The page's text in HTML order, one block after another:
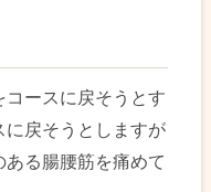
ースに戻そうとす
に戻そうとしますが
る腸腰筋を痛めて